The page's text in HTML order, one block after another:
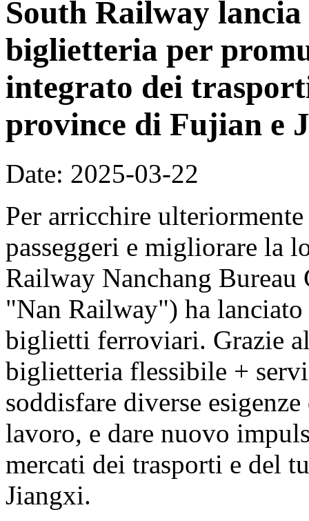
South Railway
biglietteria per
integrato dei
province di Fujian e
Date: 2025-03-22
Per arricchire
passeggeri e migliorare la
Railway Nanchang
"Nan Railway") ha
biglietti ferroviari. Grazie
biglietteria flessibile +
soddisfare diverse
lavoro, e dare nuovo
mercati dei trasporti e del
Jiangxi.